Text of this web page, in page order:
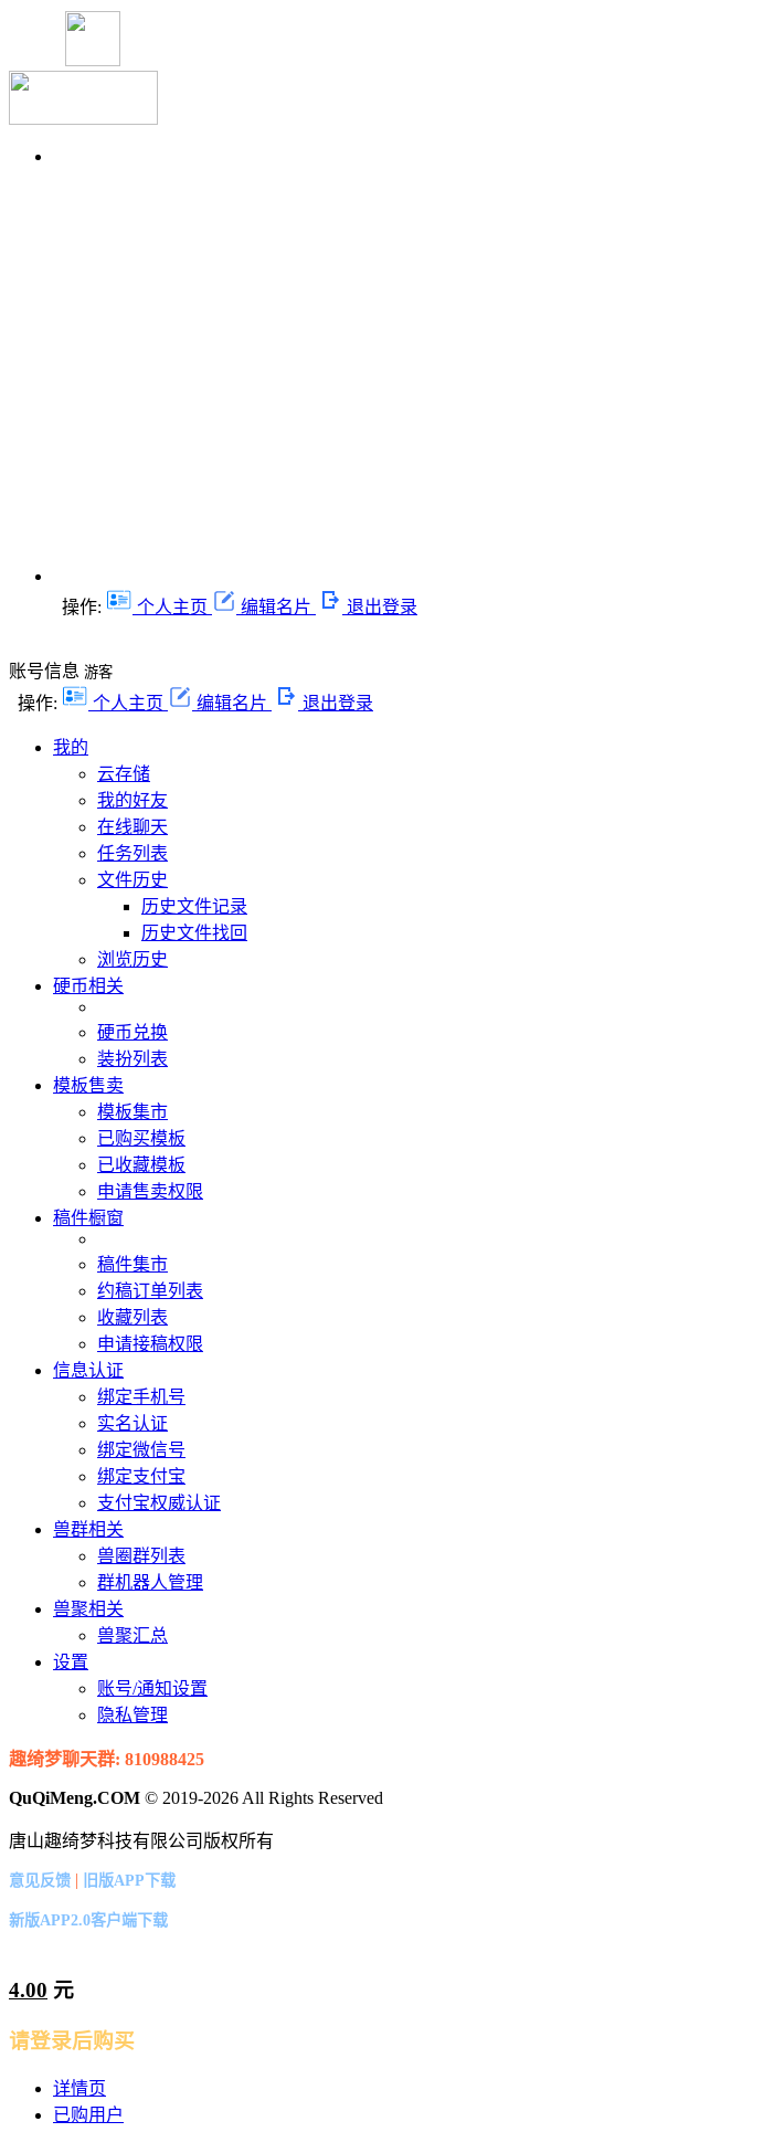
操作: 个人主页 编辑名片 退出登录
账号信息 游客
操作: 个人主页 编辑名片 退出登录
我的
云存储
我的好友
在线聊天
任务列表
文件历史
历史文件记录
历史文件找回
浏览历史
硬币相关
硬币兑换
装扮列表
模板售卖
模板集市
已购买模板
已收藏模板
申请售卖权限
稿件橱窗
稿件集市
约稿订单列表
收藏列表
申请接稿权限
信息认证
绑定手机号
实名认证
绑定微信号
绑定支付宝
支付宝权威认证
兽群相关
兽圈群列表
群机器人管理
兽聚相关
兽聚汇总
设置
账号/通知设置
隐私管理
趣绮梦聊天群: 810988425
QuQiMeng.COM © 2019-2026 All Rights Reserved
唐山趣绮梦科技有限公司版权所有
意见反馈 | 旧版APP下载
新版APP2.0客户端下载
4.00 元
请登录后购买
详情页
已购用户